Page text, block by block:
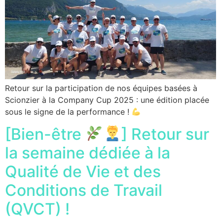
Retour sur la participation de nos équipes basées à
Scionzier à la Company Cup 2025 : une édition placée
sous le signe de la performance !
[Bien-être
] Retour sur
la semaine dédiée à la
Qualité de Vie et des
Conditions de Travail
(QVCT) !